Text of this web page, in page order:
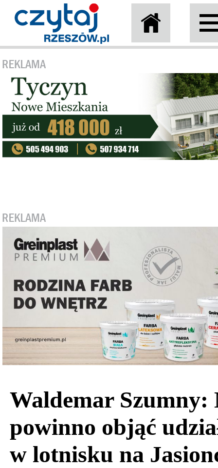
Waldemar Szumny:
powinno objąć
w lotnisku na